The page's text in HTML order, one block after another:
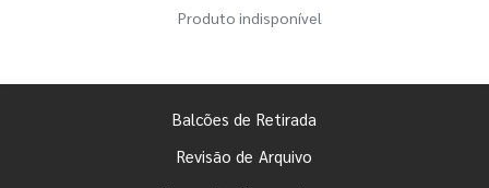
Produto indisponível
Balcões de Retirada
Revisão de Arquivo